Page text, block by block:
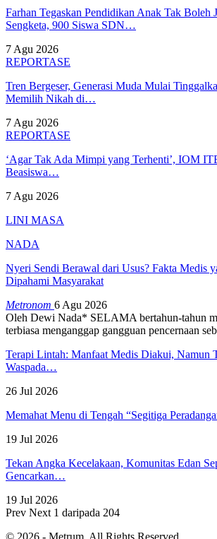
Farhan Tegaskan Pendidikan Anak Tak Boleh
Sengketa, 900 Siswa SDN…
7 Agu 2026
REPORTASE
Tren Bergeser, Generasi Muda Mulai
Memilih Nikah di…
7 Agu 2026
REPORTASE
‘Agar Tak Ada Mimpi yang Terhenti’, IOM
Beasiswa…
7 Agu 2026
LINI MASA
NADA
Nyeri Sendi Berawal dari Usus? Fakta Medis
Dipahami Masyarakat
Metronom 6 Agu 2026
Oleh Dewi Nada* SELAMA bertahun-tahun
terbiasa menganggap gangguan pencernaan
Terapi Lintah: Manfaat Medis Diakui, Namun
Waspada…
26 Jul 2026
Memahat Menu di Tengah “Segitiga
19 Jul 2026
Tekan Angka Kecelakaan, Komunitas Edan
Gencarkan…
19 Jul 2026
Prev Next 1 daripada 204
© 2026 - Metrum. All Rights Reserved.